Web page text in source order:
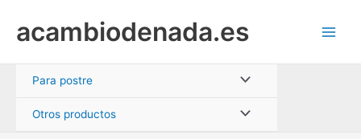
contenido
acambiodenada.es
Para postre Alternar
menú
Otros productos Alternar